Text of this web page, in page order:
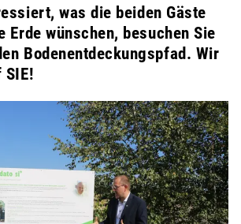
was die beiden Gäste
Erde wünschen, besuchen Sie
Bodenentdeckungspfad. Wir